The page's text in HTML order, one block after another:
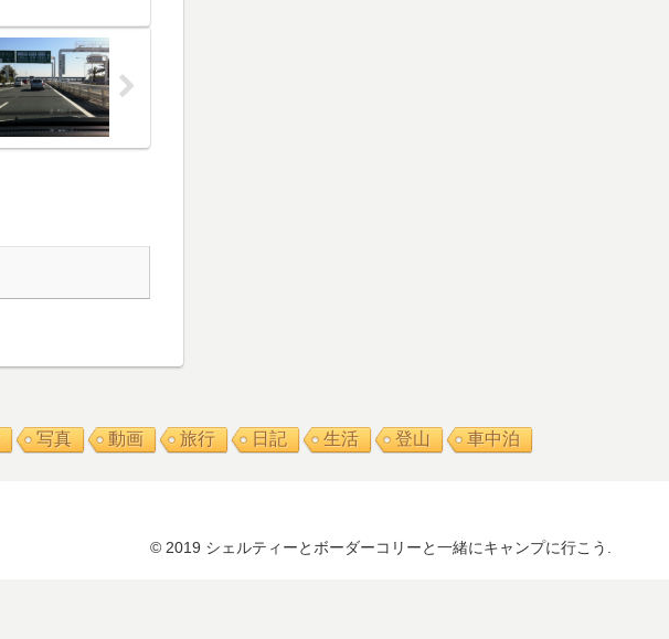
写真 動画 旅行 日記 生活 登山 車中泊
© 2019 シェルティーとボーダーコリーと一緒にキャンプに行こう.